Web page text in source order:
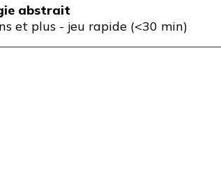
abstrait
et plus - jeu rapide (<30 min)